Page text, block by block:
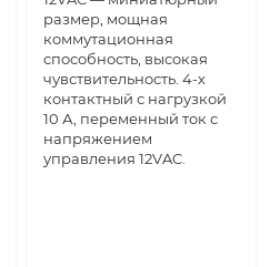
размер, мощная
коммутационная
способность, высокая
чувствительность. 4-х
контактный с нагрузкой
10 А, переменный ток с
напряжением
управления 12VAC.